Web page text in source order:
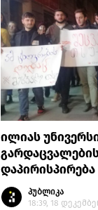
ილიას
პუბლიკა
18:39, 18